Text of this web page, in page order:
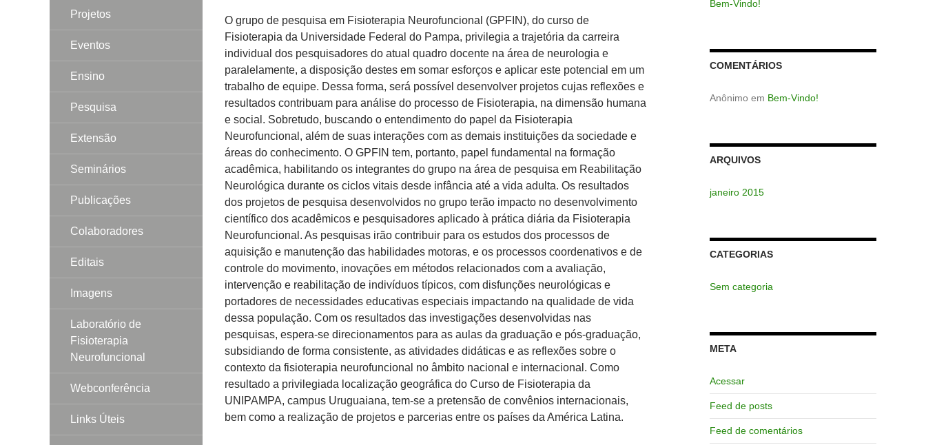
O grupo de pesquisa em Fisioterapia Neurofuncional (GPFIN), do curso de
Fisioterapia da Universidade Federal do Pampa, privilegia a trajetória da carreira
individual dos pesquisadores do atual quadro docente na área de neurologia e
paralelamente, a disposição destes em somar esforços e aplicar este potencial em um
trabalho de equipe. Dessa forma, será possível desenvolver projetos cujas reflexões e
resultados contribuam para análise do processo de Fisioterapia, na dimensão humana
e social. Sobretudo, buscando o entendimento do papel da Fisioterapia
Neurofuncional, além de suas interações com as demais instituições da sociedade e
áreas do conhecimento. O GPFIN tem, portanto, papel fundamental na formação
acadêmica, habilitando os integrantes do grupo na área de pesquisa em Reabilitação
Neurológica durante os ciclos vitais desde infância até a vida adulta. Os resultados
dos projetos de pesquisa desenvolvidos no grupo terão impacto no desenvolvimento
científico dos acadêmicos e pesquisadores aplicado à prática diária da Fisioterapia
Neurofuncional. As pesquisas irão contribuir para os estudos dos processos de
aquisição e manutenção das habilidades motoras, e os processos coordenativos e de
controle do movimento, inovações em métodos relacionados com a avaliação,
intervenção e reabilitação de indivíduos típicos, com disfunções neurológicas e
portadores de necessidades educativas especiais impactando na qualidade de vida
dessa população. Com os resultados das investigações desenvolvidas nas
pesquisas, espera-se direcionamentos para as aulas da graduação e pós-graduação,
subsidiando de forma consistente, as atividades didáticas e as reflexões sobre o
contexto da fisioterapia neurofuncional no âmbito nacional e internacional. Como
resultado a privilegiada localização geográfica do Curso de Fisioterapia da
UNIPAMPA, campus Uruguaiana, tem-se a pretensão de convênios internacionais,
bem como a realização de projetos e parcerias entre os países da América Latina.
Bem-Vindo!
COMENTÁRIOS
Anônimo em Bem-Vindo!
ARQUIVOS
janeiro 2015
CATEGORIAS
Sem categoria
META
Acessar
Feed de posts
Feed de comentários
Projetos
Eventos
Ensino
Pesquisa
Extensão
Seminários
Publicações
Colaboradores
Editais
Imagens
Laboratório de
Fisioterapia
Neurofuncional
Webconferência
Links Úteis